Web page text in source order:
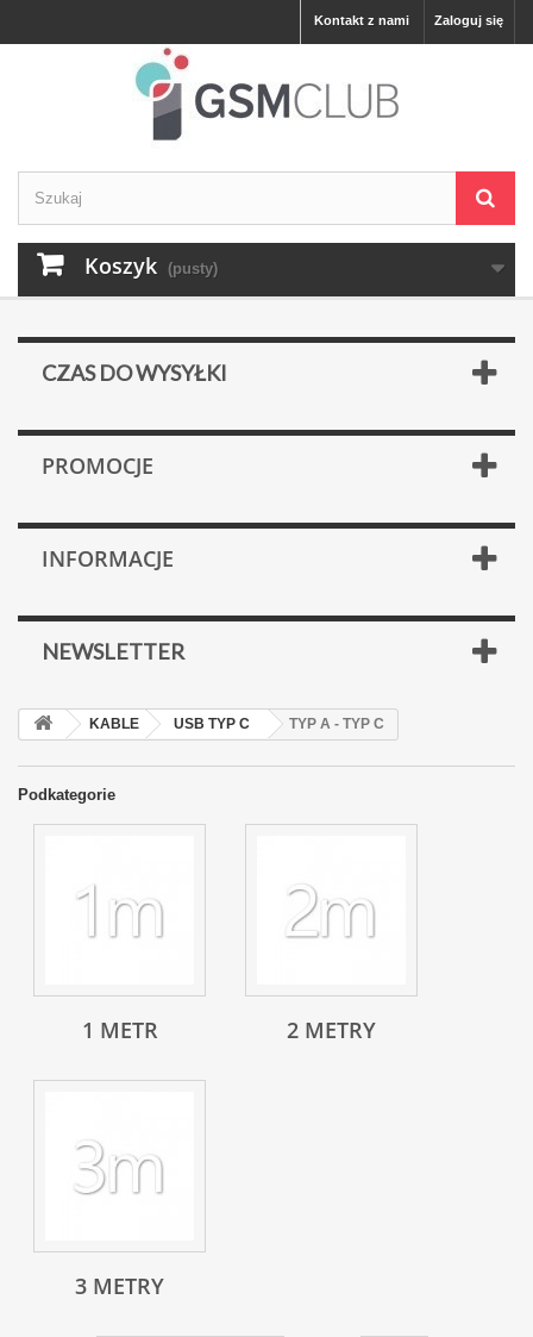
Zaloguj się
Kontakt z nami
Koszyk (pusty)
CZAS DO WYSYŁKI
PROMOCJE
INFORMACJE
NEWSLETTER
KABLE USB TYP C TYP A - TYP C
Podkategorie
1 METR 2 METRY
3 METRY